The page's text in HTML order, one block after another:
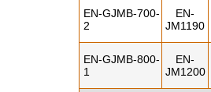
EN-GJMB-700-
2
EN-
JM1190
EN-GJMB-800-
1
EN-
JM1200